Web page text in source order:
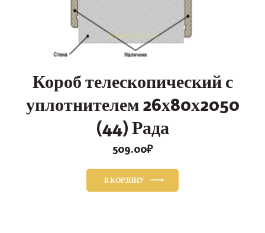
Короб телескопический с
уплотнителем 26х80х2050
(44) Рада
509.00₽
В КОРЗИНУ